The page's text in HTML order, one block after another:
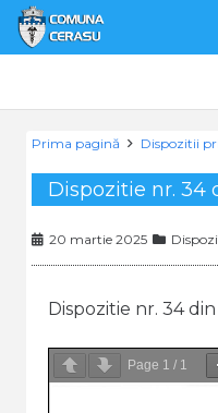
Prima pagină Dispozitii
Dispozitie nr. 34
20 martie 2025
Dispozitie nr. 34
Page 1 / 1